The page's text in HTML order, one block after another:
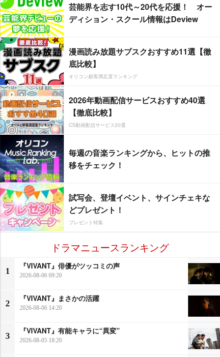
芸能界を志す10代～20代を応援！ オー
ディション・スクール情報はDeview
漫画読み放題サブスクおすすめ11選【徹
底比較】
オリコン顧客満足度ランキング
2026年動画配信サービスおすすめ40選
【徹底比較】
CS動画配信サービス20選
毎週の音楽ランキングから、ヒットの推
移をチェック！
試写会、登壇イベント、サインチェキな
どプレゼント！
プレゼント特集
ドラマニュースランキング
1
『VIVANT』俳優がツッコミの声
2026-08-06 09:20
2
『VIVANT』まさかの活躍
2026-08-06 14:20
3
『VIVANT』有能キャラに“異変”
2026-08-05 18:20